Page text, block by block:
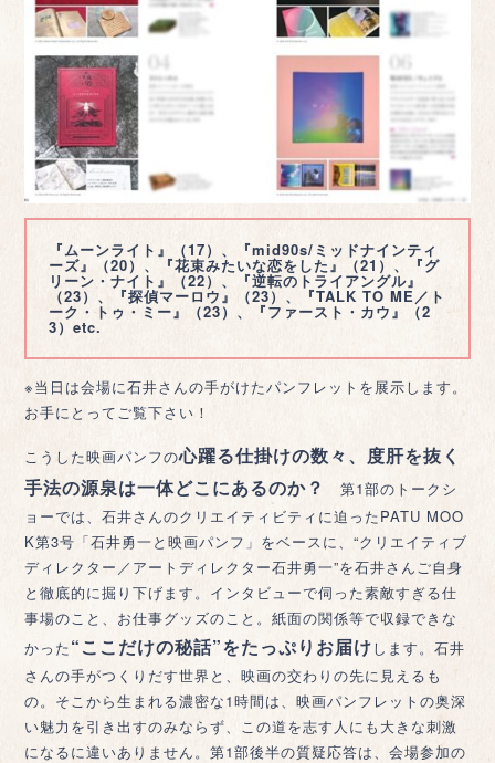
『ムーンライト』（17）、『mid90s/ミッドナインティ
ーズ』（20）、『花束みたいな恋をした』（21）、『グ
リーン・ナイト』（22）、『逆転のトライアングル』
（23）、『探偵マーロウ』（23）、『TALK TO ME／ト
ーク・トゥ・ミー』（23）、『ファースト・カウ』（2
3）etc.
※当日は会場に石井さんの手がけたパンフレットを展示します。
お手にとってご覧下さい！
こうした映画パンフの心躍る仕掛けの数々、度肝を抜く
手法の源泉は一体どこにあるのか？
第1部のトークシ
ョーでは、石井さんのクリエイティビティに迫ったPATU MOO
K第3号「石井勇一と映画パンフ」をベースに、“クリエイティブ
ディレクター／アートディレクター石井勇一”を石井さんご自身
と徹底的に掘り下げます。インタビューで伺った素敵すぎる仕
事場のこと、お仕事グッズのこと。紙面の関係等で収録できな
かった“ここだけの秘話”をたっぷりお届けします。石井
さんの手がつくりだす世界と、映画の交わりの先に見えるも
の。そこから生まれる濃密な1時間は、映画パンフレットの奥深
い魅力を引き出すのみならず、この道を志す人にも大きな刺激
になるに違いありません。第1部後半の質疑応答は、会場参加の